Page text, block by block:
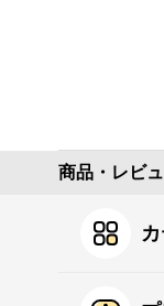
商品・レビ